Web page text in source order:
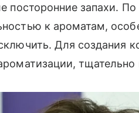
запахи. По
к ароматам,
Для создания